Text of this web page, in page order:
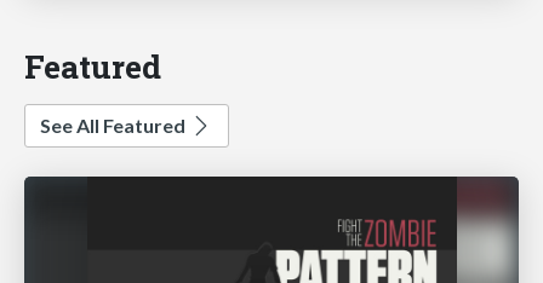
Featured
See All Featured